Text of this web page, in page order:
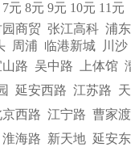
7元 8元 9元 10元 11元
商贸 张江高科 浦
周浦 临港新城
川沙
山路 吴中路 上体馆
延安西路 江苏路
西路 江宁路 曹家渡
淮海路 新天地 延安